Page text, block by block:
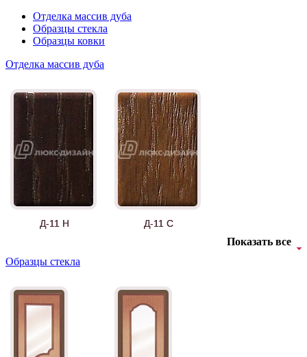
Отделка массив дуба
Образцы стекла
Образцы ковки
Отделка массив дуба
Д-11 Н Д-11 С
Показать все
Образцы стекла